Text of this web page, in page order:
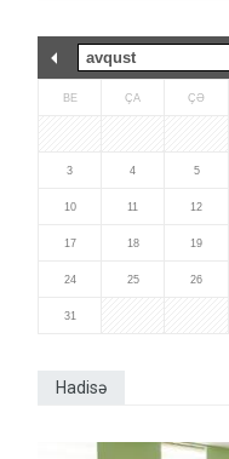
BE ÇA ÇƏ
3 4 5
10 11 12
17 18 19
24 25 26
31
Hadisə